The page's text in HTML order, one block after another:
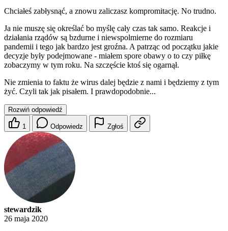
Chciałeś zabłysnąć, a znowu zaliczasz kompromitację. No trudno.
Ja nie muszę się określać bo myślę cały czas tak samo. Reakcje i
działania rządów są bzdurne i niewspolmierne do rozmiaru
pandemii i tego jak bardzo jest groźna. A patrząc od początku jakie
decyzje były podejmowane - miałem spore obawy o to czy piłkę
zobaczymy w tym roku. Na szczęście ktoś się ogarnął.
Nie zmienia to faktu że wirus dalej będzie z nami i będziemy z tym
żyć. Czyli tak jak pisałem. I prawdopodobnie...
Rozwiń odpowiedź
1 Odpowiedz Zgłoś
stewardzik
26 maja 2020